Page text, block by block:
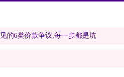
的6类价款争议,每一步都是坑